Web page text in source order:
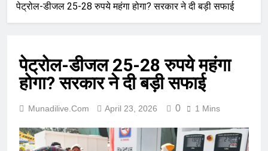
पेट्रोल-डीजल 25-28 रुपये महंगा होगा? सरकार ने दी बड़ी सफाई
पेट्रोल-डीजल 25-28 रुपये महंगा
होगा? सरकार ने दी बड़ी सफाई
Munadilive.com April 23, 2026 0 1 Mins